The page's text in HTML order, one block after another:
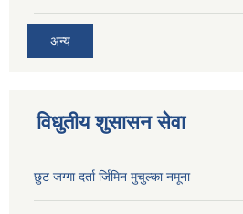
अन्य
विधुतीय शुसासन सेवा
छुट जग्गा दर्ता र्जिमिन मुचुल्का नमूना